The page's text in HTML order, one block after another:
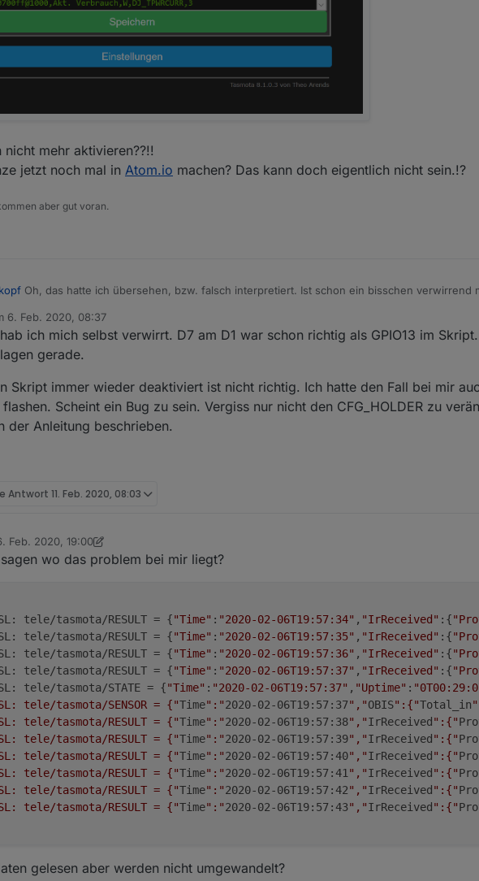
mehr aktivieren??!!
jetzt noch mal in Atom.io machen? Das kann doch eigentlich nicht sein.!?
aber gut voran.
Oh, das hatte ich übersehen, bzw. falsch interpretiert. Ist schon ein bisschen verwirrend
es sich nicht mehr aktivieren??!!
das Ganze jetzt noch mal inAtom.iomachen? Das kann doch eigentlich nicht sein.!?
6. Feb. 2020, 08:37
von
ich mich selbst verwirrt. D7 am D1 war schon richtig als GPIO13 im
gerade.
Skript immer wieder deaktiviert ist nicht richtig. Ich hatte den Fall bei mir
Scheint ein Bug zu sein. Vergiss nur nicht den CFG_HOLDER zu
der Anleitung beschrieben.
Antwort 11. Feb. 2020, 08:03
Feb. 2020, 19:00
von mpl13382. Juni 2020, 20:02
wo das problem bei mir liegt?
tele/tasmota/RESULT = {"Time" : "2020-02-06T19:57:34" , "IrReceived" :{
tele/tasmota/RESULT = {"Time" : "2020-02-06T19:57:35" , "IrReceived" :{
tele/tasmota/RESULT = {"Time" : "2020-02-06T19:57:36" , "IrReceived" :{
tele/tasmota/RESULT = {"Time" : "2020-02-06T19:57:37" , "IrReceived" :{
tele/tasmota/STATE = {"Time" : "2020-02-06T19:57:37" , "Uptime" :
tele/tasmota/SENSOR = {"Time":"2020-02-06T19:57:37","OBIS":{"Total_in
tele/tasmota/RESULT = {"Time":"2020-02-06T19:57:38","IrReceived ":{"
tele/tasmota/RESULT = {"Time":"2020-02-06T19:57:39","IrReceived ":{"
tele/tasmota/RESULT = {"Time":"2020-02-06T19:57:40","IrReceived ":{"
tele/tasmota/RESULT = {"Time":"2020-02-06T19:57:41","IrReceived ":{"
tele/tasmota/RESULT = {"Time":"2020-02-06T19:57:42","IrReceived ":{"
tele/tasmota/RESULT = {"Time":"2020-02-06T19:57:43","IrReceived ":{"
gelesen aber werden nicht umgewandelt?